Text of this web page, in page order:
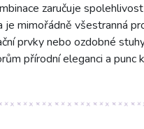
zaručuje
mimořádně všestranná
prvky nebo ozdobné
přírodní eleganci a punc